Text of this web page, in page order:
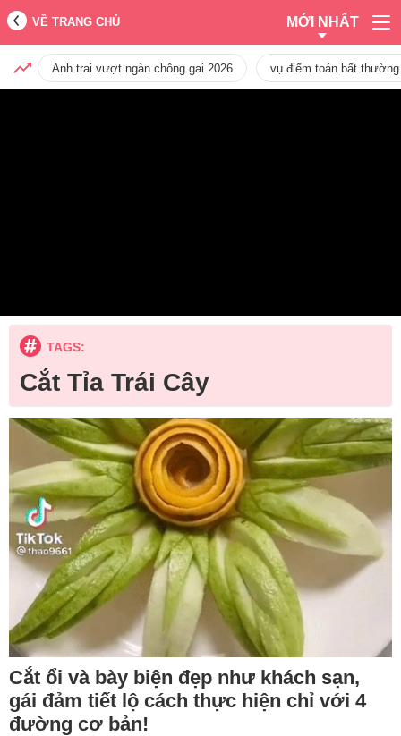
VỀ TRANG CHỦ MỚI NHẤT
Anh trai vượt ngàn chông gai 2026 vụ điểm toán bất
TAGS:
Cắt Tỉa Trái Cây
Cắt ổi và bày biện đẹp như khách sạn,
gái đảm tiết lộ cách thực hiện chỉ với 4
đường cơ bản!